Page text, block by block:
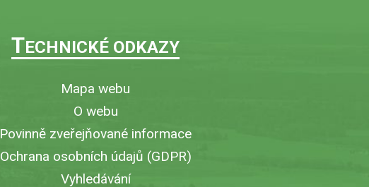
TECHNICKÉ ODKAZY
Mapa webu
O webu
Povinně zveřejňované informace
Ochrana osobních údajů (GDPR)
Vyhledávání